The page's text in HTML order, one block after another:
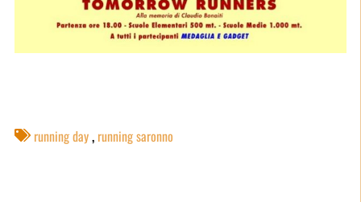
running day, running saronno